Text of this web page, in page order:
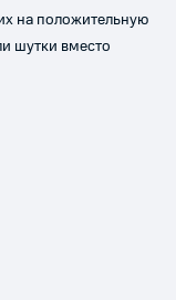
на положительную
шутки вместо